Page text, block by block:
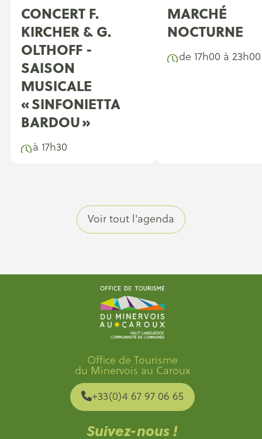
CONCERT F.
KIRCHER & G.
OLTHOFF -
SAISON
MUSICALE
« SINFONIETTA
BARDOU »
à 17h30
MARCHÉ
NOCTURNE
de 17h00 à 23h00
Voir tout l'agenda
Office de Tourisme
du Minervois au Caroux
+33(0)4 67 97 06 65
Suivez-nous !